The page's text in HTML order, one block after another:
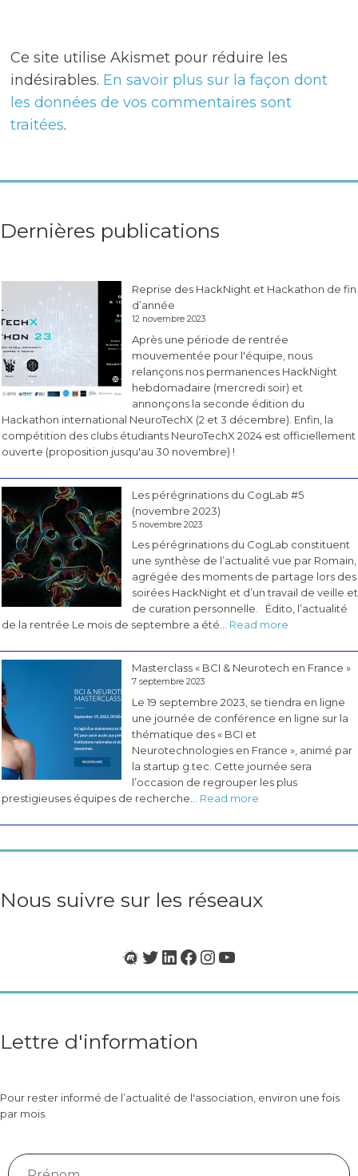
Ce site utilise Akismet pour réduire les
indésirables. En savoir plus sur la façon dont
les données de vos commentaires sont
traitées.
Dernières publications
Reprise des HackNight et Hackathon de fin
d’année
12 novembre 2023
Après une période de rentrée
mouvementée pour l'équipe, nous
relançons nos permanences HackNight
hebdomadaire (mercredi soir) et
annonçons la seconde édition du
Hackathon international NeuroTechX (2 et 3 décembre). Enfin, la
compétition des clubs étudiants NeuroTechX 2024 est officiellement
ouverte (proposition jusqu'au 30 novembre) !
Les pérégrinations du CogLab #5
(novembre 2023)
5 novembre 2023
Les pérégrinations du CogLab constituent
une synthèse de l’actualité vue par Romain,
agrégée des moments de partage lors des
soirées HackNight et d’un travail de veille et
de curation personnelle. Édito, l’actualité
de la rentrée Le mois de septembre a été… Read more
du
#5
(novembre
Masterclass « BCI & Neurotech en France »
7 septembre 2023
Le 19 septembre 2023, se tiendra en ligne
une journée de conférence en ligne sur la
thématique des « BCI et
Neurotechnologies en France », animé par
la startup g.tec. Cette journée sera
l’occasion de regrouper les plus
prestigieuses équipes de recherche… Read more
«
France
Nous suivre sur les réseaux
Meetup
Twitter
LinkedIn
Facebook
Instagram
YouTube
Lettre d'information
Pour rester informé de l’actualité de l'association, environ une fois
par mois.